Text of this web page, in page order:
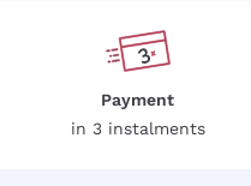
Payment
in 3 instalments